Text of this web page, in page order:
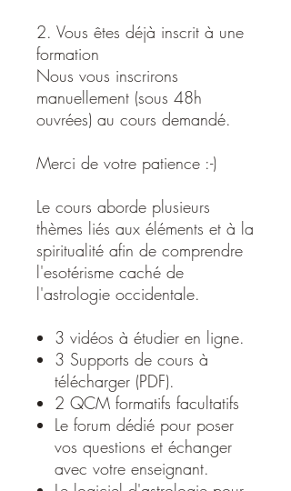
2. Vous êtes déjà inscrit à une
formation
Nous vous inscrirons
manuellement (sous 48h
ouvrées) au cours demandé.
Merci de votre patience :-)
Le cours aborde plusieurs
thèmes liés aux éléments et à la
spiritualité afin de comprendre
l'esotérisme caché de
l'astrologie occidentale.
3 vidéos à étudier en ligne.
3 Supports de cours à
télécharger (PDF).
2 QCM formatifs facultatifs
Le forum dédié pour poser
vos questions et échanger
avec votre enseignant.